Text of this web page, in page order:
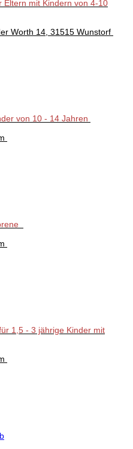
Eltern mit Kindern von 4-10
Worth 14, 31515 Wunstorf
von 10 - 14 Jahren
1,5 - 3 jährige Kinder mit